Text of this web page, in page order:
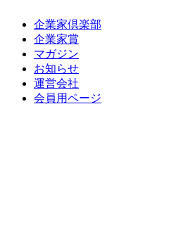
企業家倶楽部
企業家賞
マガジン
お知らせ
運営会社
会員用ページ